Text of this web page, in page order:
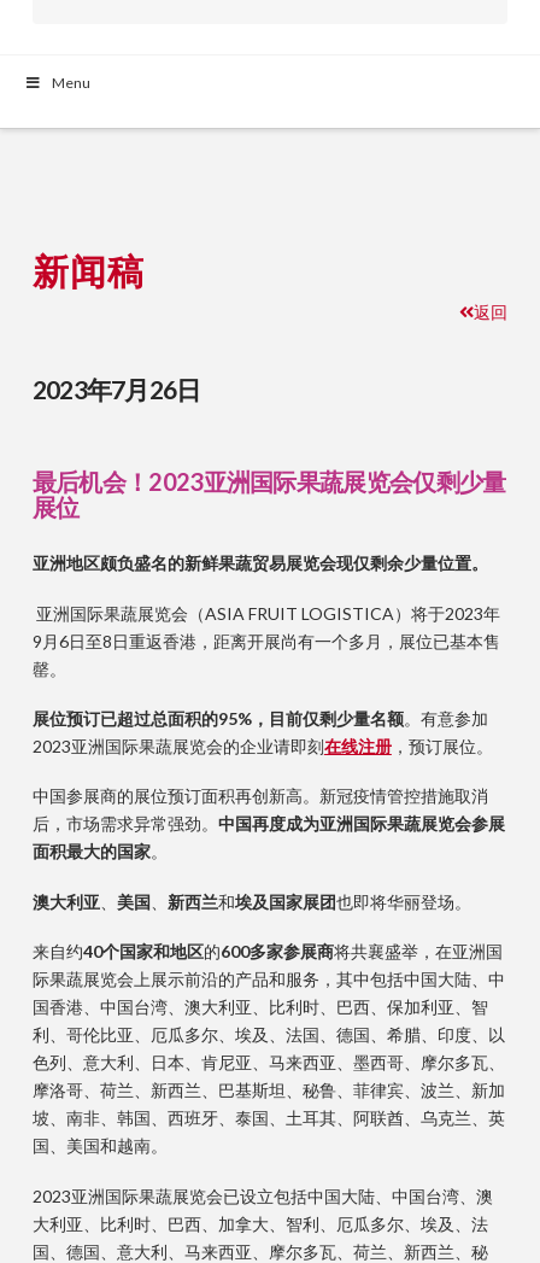
Menu
新闻稿
返回
2023年7月26日
最后机会！2023亚洲国际果蔬展览会仅剩少量
展位
亚洲地区颇负盛名的新鲜果蔬贸易展览会现仅剩余少量位置。
亚洲国际果蔬展览会（ASIA FRUIT LOGISTICA）将于2023年
9月6日至8日重返香港，距离开展尚有一个多月，展位已基本售
罄。
展位预订已超过总面积的95%，目前仅剩少量名额。有意参加
2023亚洲国际果蔬展览会的企业请即刻在线注册，预订展位。
中国参展商的展位预订面积再创新高。新冠疫情管控措施取消
后，市场需求异常强劲。 中国再度成为亚洲国际果蔬展览会参展
面积最大的国家。
澳大利亚 美国 新西兰和埃及国家展团也即将华丽登场。
来自约40个国家和地区的600多家参展商将共襄盛举，在亚洲国
际果蔬展览会上展示前沿的产品和服务，其中包括中国大陆、中
国香港、中国台湾、澳大利亚、比利时、巴西、保加利亚、智
利、哥伦比亚、厄瓜多尔、埃及、法国、德国、希腊、印度、以
色列、意大利、日本、肯尼亚、马来西亚、墨西哥、摩尔多瓦、
摩洛哥、荷兰、新西兰、巴基斯坦、秘鲁、菲律宾、波兰、新加
坡、南非、韩国、西班牙、泰国、土耳其、阿联酋、乌克兰、英
国、美国和越南。
2023亚洲国际果蔬展览会已设立包括中国大陆、中国台湾、澳
大利亚、比利时、巴西、加拿大、智利、厄瓜多尔、埃及、法
国、德国、意大利、马来西亚、摩尔多瓦、荷兰、新西兰、秘